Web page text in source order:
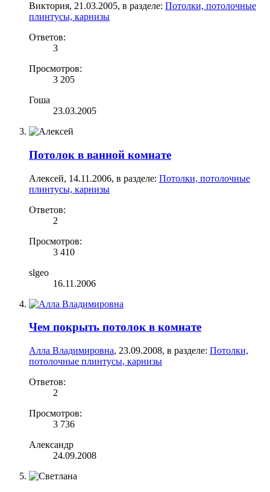
Виктория, 21.03.2005, в разделе: Потолки, потолочные
плинтусы, карнизы
Ответов:
3
Просмотров:
3 205
Гоша
23.03.2005
Потолок в ванной комнате
Алексей, 14.11.2006, в разделе: Потолки, потолочные
плинтусы, карнизы
Ответов:
2
Просмотров:
3 410
slgeo
16.11.2006
Чем покрыть потолок в комнате
Алла Владимировна, 23.09.2008, в разделе: Потолки,
потолочные плинтусы, карнизы
Ответов:
2
Просмотров:
3 736
Александр
24.09.2008